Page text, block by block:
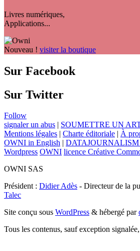
Livres numériques,
Applications...
Nouveau ! visiter la boutique
Sur Facebook
Sur Twitter
Follow
signaler un abus
SOUMETTRE UN
Mentions légales
Charte éditoriale À
OWNI in English
DATAJOURNALISM
Wordpress OWNI licence Créative
OWNI SAS
Président : Didier Adès - Directeur de la
Talec
Site conçu sous WordPress & hébergé par
Tous les contenus, sauf exception